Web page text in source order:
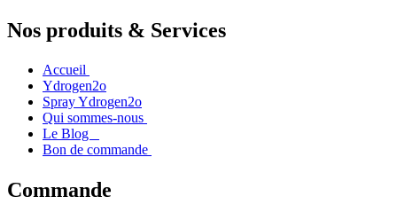
Nos produits & Services
Accueil
Ydrogen2o
Spray Ydrogen2o
Qui sommes-nous
Le Blog
Bon de commande
Commande